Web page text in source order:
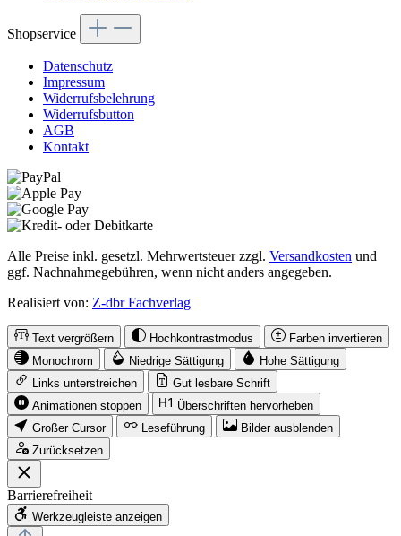
Shopservice
Datenschutz
Impressum
Widerrufsbelehrung
Widerrufsbutton
AGB
Kontakt
Alle Preise inkl. gesetzl. Mehrwertsteuer zzgl. Versandkosten und
ggf. Nachnahmegebühren, wenn nicht anders angegeben.
Realisiert von: Z-dbr Fachverlag
Text vergrößern Hochkontrastmodus
Farben invertieren
Monochrom
Niedrige Sättigung
Hohe Sättigung
Links unterstreichen
Gut lesbare Schrift
Animationen stoppen
Überschriften hervorheben
Großer Cursor
Leseführung
Bilder ausblenden
Zurücksetzen
Barrierefreiheit
Werkzeugleiste anzeigen